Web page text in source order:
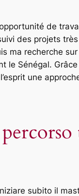
de
des projets
ma recherche
Sénégal. Grâce
une
subito il